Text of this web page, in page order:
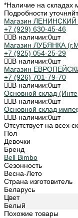
*Наличие на складах
Подробности
Магазин ЛЕНИНСКИЙ
+7 (929) 630-45-46
В наличии:0шт
Магазин ЛУБЯНКА
+7 (925) 054-25-29
В наличии:0шт
Магазин
+7 (926) 701-79-70
В наличии:0шт
Основной склад
В наличии:0шт
Основной склад
В наличии:0шт
Отсутствует на всех
Пол
Девочки
Бренд
Bell Bimbo
Сезонность
Весна-Лето
Страна изготовитель
Беларусь
Цвет
Белый
Похожие товары